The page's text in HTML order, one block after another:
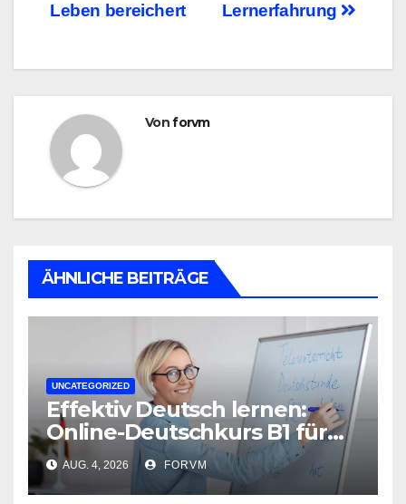
Lernerfahrung
Leben bereichert
Vonforvm
ÄHNLICHE BEITRÄGE
UNCATEGORIZED
Effektiv Deutsch lernen:
Online-Deutschkurs B1 für
flexible Lernerfolge
AUG. 4, 2026 FORVM